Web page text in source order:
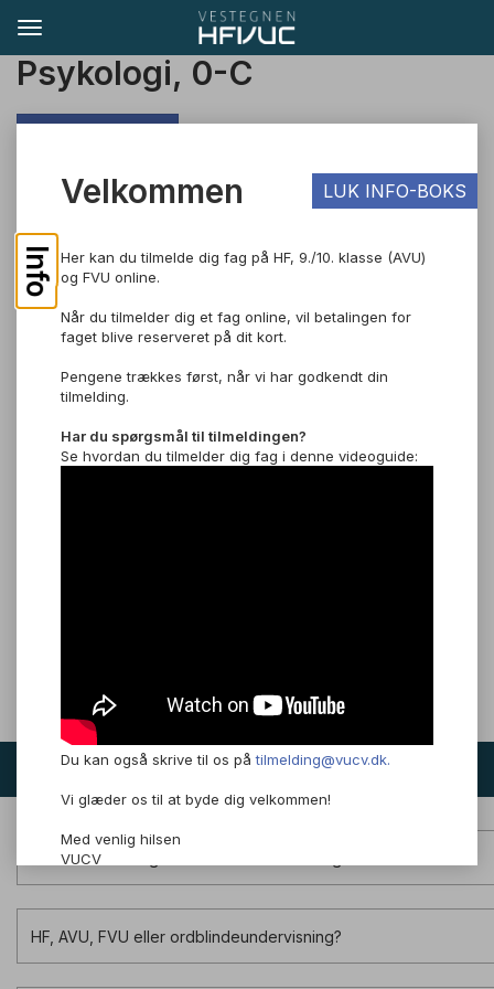
Psykologi, 0-C
Pris: DKK 550,00
Om faget
Faget psykologi 0-C handler om, hvordan mennesket sanser,
tænker, lærer, føler, handler og udvikler sig i forskellige
sammenhænge. Du kommer til at beskæftige dig med
Læs mere om faget.
Faget afsluttes med en mundtlig prøve i et ukendt
bilagsmateriale fra et af de kendte temaer fra undervisningen.
Tilmeld dig et hold
Holdundervisning eller online undervisning?
HF, AVU, FVU eller ordblindeundervisning?
Info
Velkommen
Her kan du tilmelde dig fag på HF, 9./10. klasse (AVU)
og FVU online.
Når du tilmelder dig et fag online, vil betalingen for
faget blive reserveret på dit kort.
Pengene trækkes først, når vi har godkendt din
tilmelding.
Har du spørgsmål til tilmeldingen?
Se hvordan du tilmelder dig fag i denne videoguide:
Du kan også skrive til os påtilmelding@vucv.dk.
Vi glæder os til at byde dig velkommen!
Med venlig hilsen
VUCV
LUK INFO-BOKS